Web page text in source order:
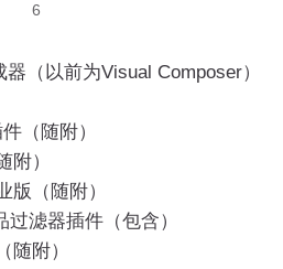
6
（以前为Visual Composer）
（随附）
附）
版（随附）
滤器插件（包含）
随附）